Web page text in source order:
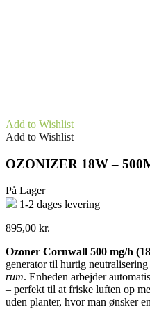
Add to Wishlist
Add to Wishlist
OZONIZER 18W –
På Lager
1-2 dages levering
895,00 kr.
Ozoner Cornwall 500 mg/h
generator til hurtig
rum. Enheden arbejder
– perfekt til at friske luften op
uden planter, hvor man ønsker